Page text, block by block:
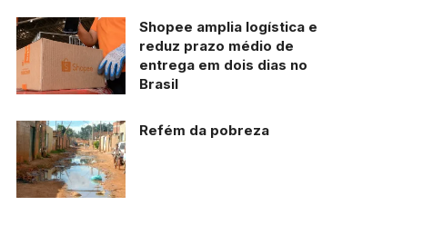
Shopee amplia logística e
reduz prazo médio de
entrega em dois dias no
Brasil
Refém da pobreza